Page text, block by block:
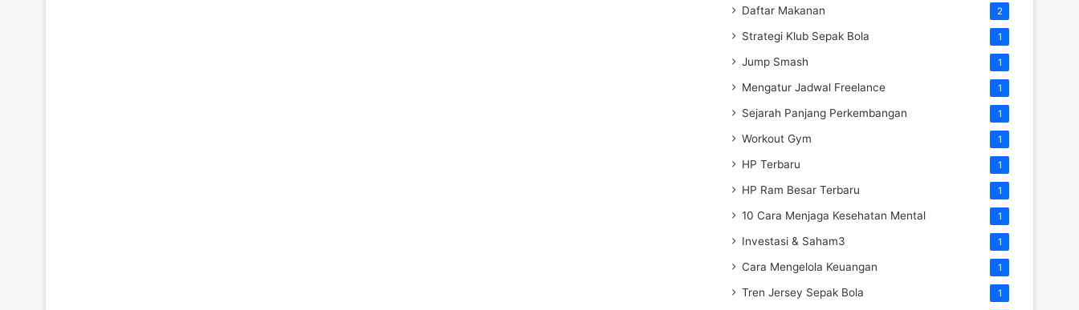
Daftar Makanan 2
Strategi Klub Sepak Bola 1
Jump Smash 1
Mengatur Jadwal Freelance 1
Sejarah Panjang Perkembangan 1
Workout Gym 1
HP Terbaru 1
HP Ram Besar Terbaru 1
10 Cara Menjaga Kesehatan Mental 1
Investasi & Saham3 1
Cara Mengelola Keuangan 1
Tren Jersey Sepak Bola 1